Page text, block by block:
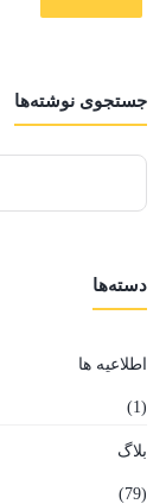
جستجوی نوشته‌ها
دسته‌ها
اطلاعیه ها
(1)
بلاگ
(79)